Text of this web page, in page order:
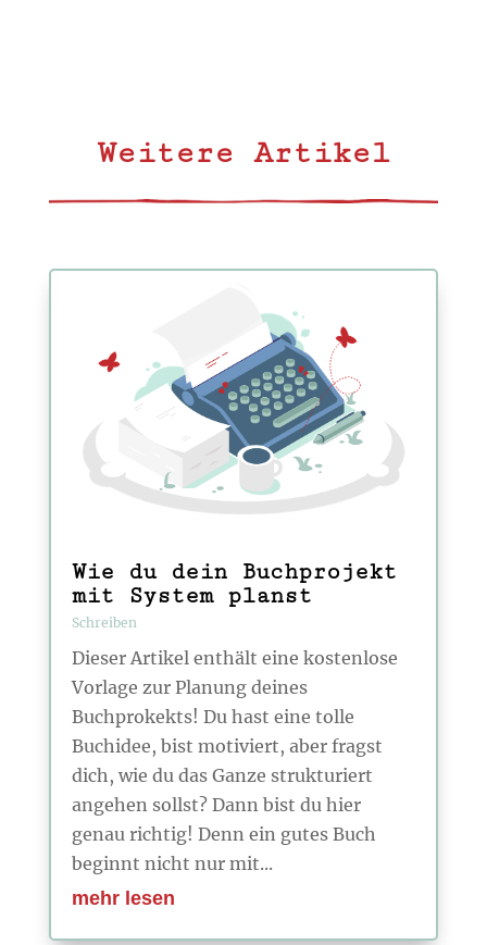
Weitere Artikel
Wie du dein Buchprojekt
mit System planst
Schreiben
Dieser Artikel enthält eine kostenlose
Vorlage zur Planung deines
Buchprokekts! Du hast eine tolle
Buchidee, bist motiviert, aber fragst
dich, wie du das Ganze strukturiert
angehen sollst? Dann bist du hier
genau richtig! Denn ein gutes Buch
beginnt nicht nur mit...
mehr lesen